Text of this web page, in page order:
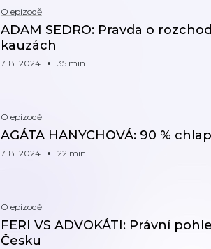
O epizodě
ADAM SEDRO: Pravda o
kauzách
7. 8. 2024 35 min
O epizodě
AGÁTA HANYCHOVÁ: 90 %
7. 8. 2024 22 min
O epizodě
FERI VS ADVOKÁTI: Právní
Česku